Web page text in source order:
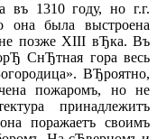
въ 1310 году, но г.г.
она была выстроена
позже XIII вЂка. Въ
СнЂтная гора весь
ВЂроятно,
пожаромъ, но не
принадлежитъ
поражаетъ своимъ